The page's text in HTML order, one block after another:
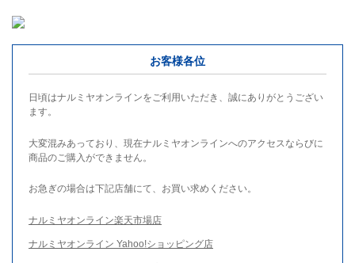
お客様各位
日頃はナルミヤオンラインをご利用いただき、誠にありがとうござい
ます。
大変混みあっており、現在ナルミヤオンラインへのアクセスならびに
商品のご購入ができません。
お急ぎの場合は下記店舗にて、お買い求めください。
ナルミヤオンライン楽天市場店
ナルミヤオンライン Yahoo!ショッピング店